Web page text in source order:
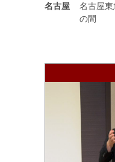
名古屋
名古屋
の間